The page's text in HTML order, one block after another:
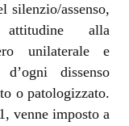
silenzio/assenso,
alla
unilaterale e
dissenso
o patologizzato.
venne imposto a